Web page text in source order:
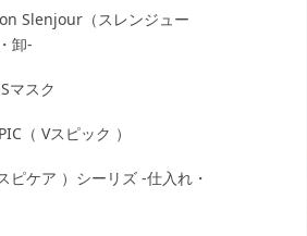
Slenjour（スレンジュー
卸-
マスク
（ Vスピック ）
ピケア ）シーリズ -仕入れ・